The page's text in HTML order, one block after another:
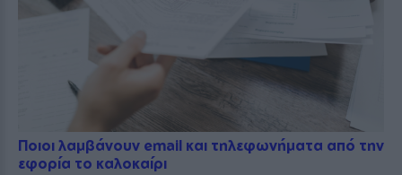
Ποιοι λαμβάνουν email και τηλεφωνήματα από την
εφορία το καλοκαίρι